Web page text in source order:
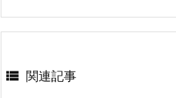
 関連記事